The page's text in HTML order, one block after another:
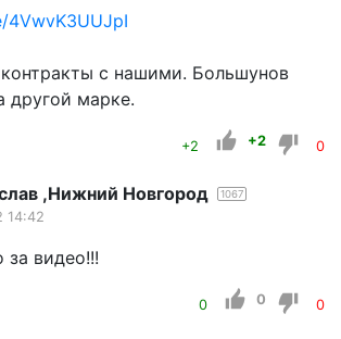
с нашими. Большунов
другой марке.
+2 +2 0
,Нижний Новгород 1067
14:42
за видео!!!
0 0 0